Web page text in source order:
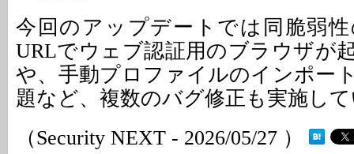
今回のアップデートでは同脆弱
URLでウェブ認証用のブラウザが
や、手動プロファイルのインポー
題など、複数のバグ修正も実施し
（Security NEXT - 2026/05/27 ）